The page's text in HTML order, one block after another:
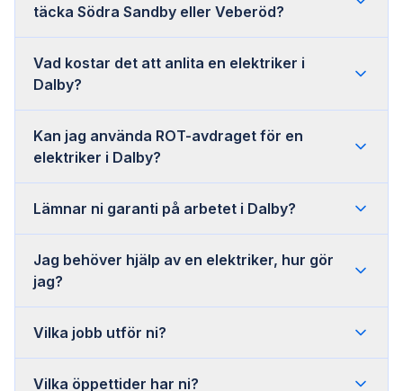
täcka Södra Sandby eller Veberöd?
Vad kostar det att anlita en elektriker i
Dalby?
Kan jag använda ROT-avdraget för en
elektriker i Dalby?
Lämnar ni garanti på arbetet i Dalby?
Jag behöver hjälp av en elektriker, hur gör
jag?
Vilka jobb utför ni?
Vilka öppettider har ni?